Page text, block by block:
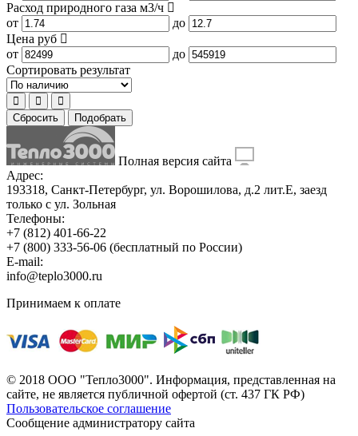
Расход природного газа м3/ч
от
до
Цена руб
от
до
Сортировать результат
Сбросить Подобрать
Полная версия сайта
Адрес:
193318, Санкт-Петербург, ул. Ворошилова, д.2 лит.Е, заезд
только с ул. Зольная
Телефоны:
+7 (812) 401-66-22
+7 (800) 333-56-06 (бесплатный по России)
E-mail:
info@teplo3000.ru
Принимаем к оплате
© 2018 ООО "Тепло3000". Информация, представленная на
сайте, не является публичной офертой (ст. 437 ГК РФ)
Пользовательское соглашение
Сообщение администратору сайта